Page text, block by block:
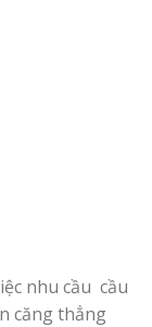
nhu cầu cầu
căng thẳng